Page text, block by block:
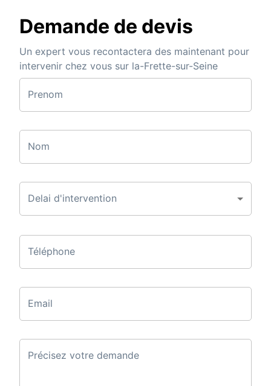
Demande de devis
Un expert vous recontactera des maintenant pour
intervenir chez vous sur la-Frette-sur-Seine
Prenom
Nom
Delai d'intervention
Téléphone
Email
Précisez votre demande